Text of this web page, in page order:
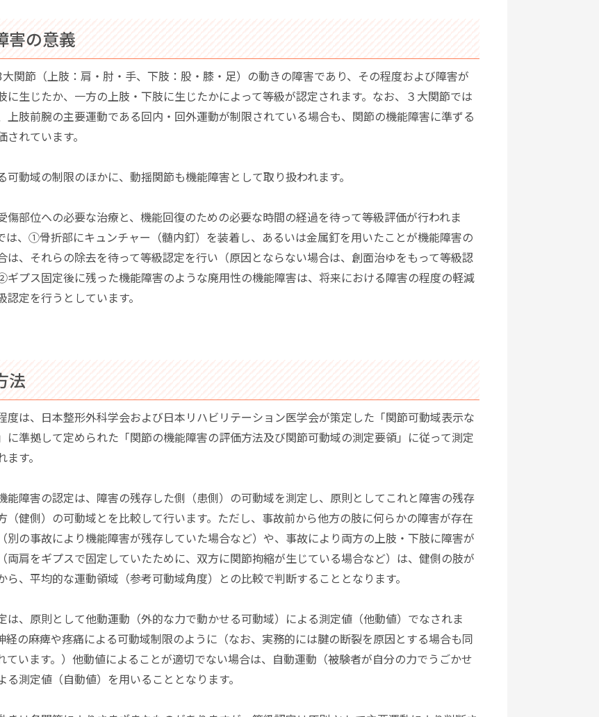
害の意義
関節（上肢：肩・肘・手、下肢：股・膝・足）の動きの障害であり、その程度および障害が
に生じたか、一方の上肢・下肢に生じたかによって等級が認定されます。なお、３大関節では
上肢前腕の主要運動である回内・回外運動が制限されている場合も、関節の機能障害に準ずる
れています。
可動域の制限のほかに、動揺関節も機能障害として取り扱われます。
傷部位への必要な治療と、機能回復のための必要な時間の経過を待って等級評価が行われま
は、①骨折部にキュンチャー（髄内釘）を装着し、あるいは金属釘を用いたことが機能障害の
は、それらの除去を待って等級認定を行い（原因とならない場合は、創面治ゆをもって等級認
プス固定後に残った機能障害のような廃用性の機能障害は、将来における障害の程度の軽減
認定を行うとしています。
法
度は、日本整形外科学会および日本リハビリテーション医学会が策定した「関節可動域表示な
に準拠して定められた「関節の機能障害の評価方法及び関節可動域の測定要領」に従って測定
す。
能障害の認定は、障害の残存した側（患側）の可動域を測定し、原則としてこれと障害の残存
（健側）の可動域とを比較して行います。ただし、事故前から他方の肢に何らかの障害が存在
別の事故により機能障害が残存していた場合など）や、事故により両方の上肢・下肢に障害が
両肩をギプスで固定していたために、双方に関節拘縮が生じている場合など）は、健側の肢が
ら、平均的な運動領域（参考可動域角度）との比較で判断することとなります。
は、原則として他動運動（外的な力で動かせる可動域）による測定値（他動値）でなされま
経の麻痺や疼痛による可動域制限のように（なお、実務的には腱の断裂を原因とする場合も同
ています。）他動値によることが適切でない場合は、自動運動（被験者が自分の力でうごかせ
る測定値（自動値）を用いることとなります。